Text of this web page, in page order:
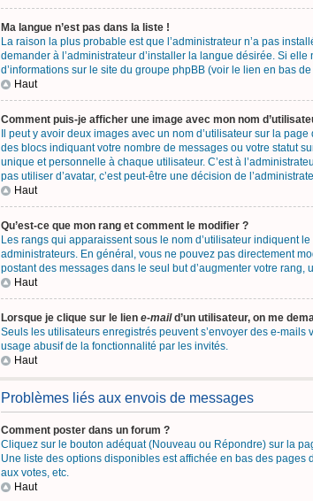
Ma langue n’est pas dans la liste !
La raison la plus probable est que l’administrateur n’a pas
demander à l’administrateur d’installer la langue désirée. Si
d’informations sur le site du groupe phpBB (voir le lien en bas
Haut
Comment puis-je afficher une image avec mon nom
Il peut y avoir deux images avec un nom d’utilisateur sur la
des blocs indiquant votre nombre de messages ou votre statut
unique et personnelle à chaque utilisateur. C’est à
pas utiliser d’avatar, c’est peut-être une décision de
Haut
Qu’est-ce que mon rang et comment le modifier ?
Les rangs qui apparaissent sous le nom d’utilisateur indiquent
administrateurs. En général, vous ne pouvez pas directement
postant des messages dans le seul but d’augmenter votre
Haut
Lorsque je clique sur le lien e-maild’un utilisateur, on me
Seuls les utilisateurs enregistrés peuvent s’envoyer des e-
usage abusif de la fonctionnalité par les invités.
Haut
Problèmes liés aux envois de messages
Comment poster dans un forum ?
Cliquez sur le bouton adéquat (Nouveau ou Répondre) sur la
Une liste des options disponibles est affichée en bas des pages
aux votes, etc.
Haut